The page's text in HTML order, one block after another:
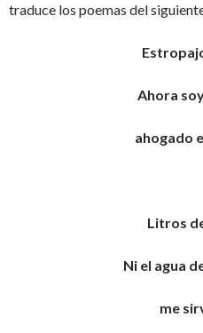
traduce los poemas del
Ahora
ahogado
Litros
Ni el agua
me